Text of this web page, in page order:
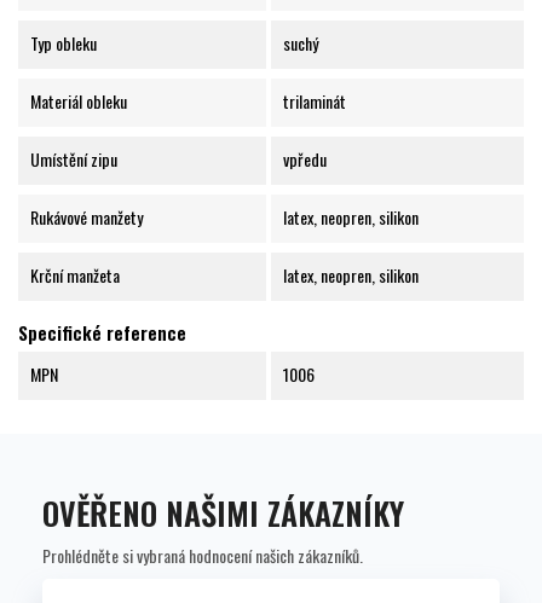
Typ obleku suchý
Materiál obleku trilaminát
Umístění zipu vpředu
Rukávové manžety latex, neopren, silikon
Krční manžeta latex, neopren, silikon
Specifické reference
MPN 1006
OVĚŘENO NAŠIMI ZÁKAZNÍKY
Prohlédněte si vybraná hodnocení našich zákazníků.